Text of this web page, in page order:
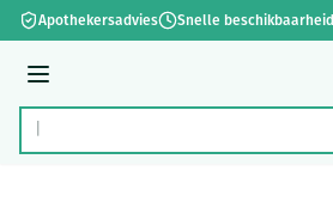
Ga naar de inhoud
Apothekersadvies Snelle beschikbaarheid
Menu
Product, merk, categorie...